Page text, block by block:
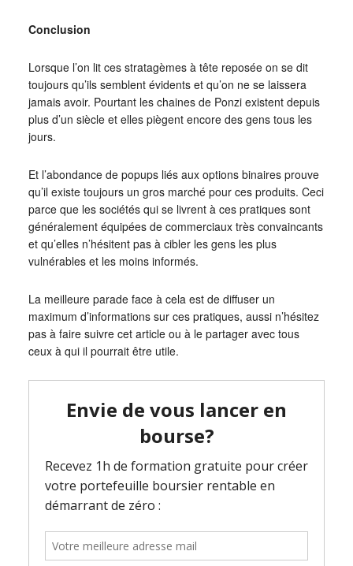
Conclusion
Lorsque l’on lit ces stratagèmes à tête reposée on se dit
toujours qu’ils semblent évidents et qu’on ne se laissera
jamais avoir. Pourtant les chaines de Ponzi existent depuis
plus d’un siècle et elles piègent encore des gens tous les
jours.
Et l’abondance de popups liés aux options binaires prouve
qu’il existe toujours un gros marché pour ces produits. Ceci
parce que les sociétés qui se livrent à ces pratiques sont
généralement équipées de commerciaux très convaincants
et qu’elles n’hésitent pas à cibler les gens les plus
vulnérables et les moins informés.
La meilleure parade face à cela est de diffuser un
maximum d’informations sur ces pratiques, aussi n’hésitez
pas à faire suivre cet article ou à le partager avec tous
ceux à qui il pourrait être utile.